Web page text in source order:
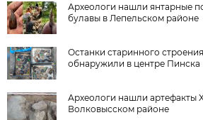
Археологи нашли янтарные
булавы в Лепельском районе
Останки старинного
обнаружили в центре Пинска
Археологи нашли артефакты
Волковысском районе